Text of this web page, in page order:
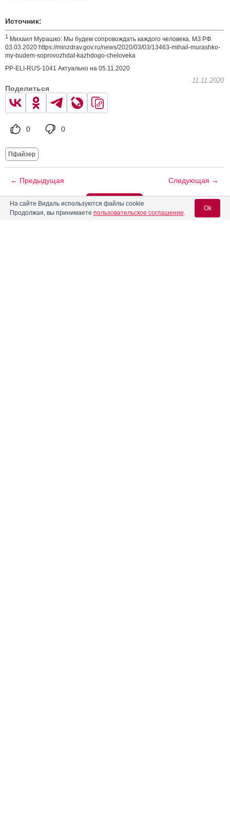
Источник:
1 Михаил Мурашко: Мы будем сопровождать каждого человека. МЗ РФ.
03.03.2020 https://minzdrav.gov.ru/news/2020/03/03/13463-mihail-murashko-
my-budem-soprovozhdat-kazhdogo-cheloveka
PP-ELI-RUS-1041 Актуально на 05.11.2020
11.11.2020
Поделиться
0 0
Пфайзер
← Предыдущая Следующая →
Читать далее
На сайте Видаль используются файлы cookie
Продолжая, вы принимаете пользовательское соглашение.
Ok